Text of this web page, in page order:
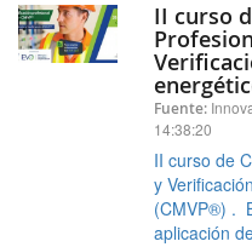
II curso
Fuente:
14:38:20
II curso de
y
(CMVP®) .
aplicación